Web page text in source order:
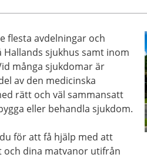
flesta avdelningar och
sjukhus samt inom
många sjukdomar är
av den medicinska
rätt och väl sammansatt
eller behandla sjukdom.
för att få hjälp med att
och dina matvanor utifrån